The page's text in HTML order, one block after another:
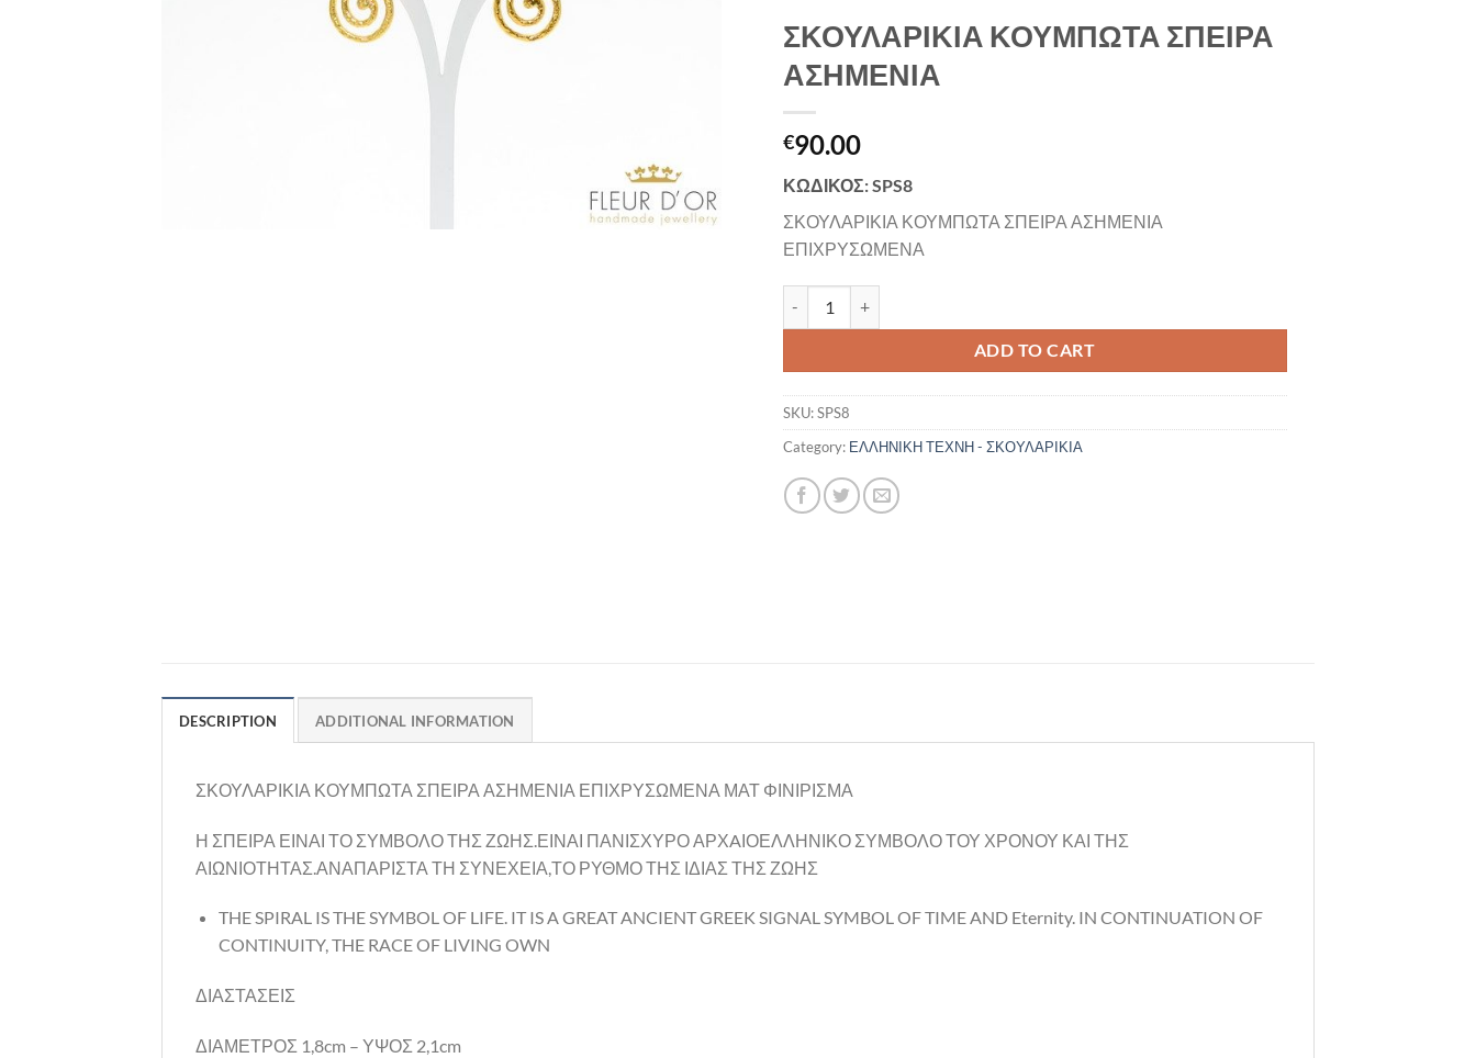
ΣΚΟΥΛΑΡΙΚΙΑ ΚΟΥΜΠΩΤΑ ΣΠΕΙΡΑ
ΑΣΗΜΕΝΙΑ
€90.00
ΚΩΔΙΚΟΣ: SPS8
ΣΚΟΥΛΑΡΙΚΙΑ ΚΟΥΜΠΩΤΑ ΣΠΕΙΡΑ ΑΣΗΜΕΝΙΑ
ΕΠΙΧΡΥΣΩΜΕΝΑ
ADD TO CART
SKU:SPS8
Category: ΕΛΛΗΝΙΚΗ ΤΕΧΝΗ - ΣΚΟΥΛΑΡΙΚΙΑ
DESCRIPTION ADDITIONAL INFORMATION
ΣΚΟΥΛΑΡΙΚΙΑ ΚΟΥΜΠΩΤΑ ΣΠΕΙΡΑ ΑΣΗΜΕΝΙΑ ΕΠΙΧΡΥΣΩΜΕΝΑ ΜΑΤ ΦΙΝΙΡΙΣΜΑ
Η ΣΠΕΙΡΑ ΕΙΝΑΙ ΤΟ ΣΥΜΒΟΛΟ ΤΗΣ ΖΩΗΣ.ΕΙΝΑΙ ΠΑΝΙΣΧΥΡΟ ΑΡΧAΙΟΕΛΛΗΝΙΚΟ ΣΥΜΒΟΛΟ ΤΟΥ ΧΡΟΝΟΥ ΚΑΙ ΤΗΣ
ΑΙΩΝΙΟΤΗΤΑΣ.ΑΝΑΠΑΡΙΣΤΑ ΤΗ ΣΥΝΕΧΕΙΑ,ΤΟ ΡΥΘΜΟ ΤΗΣ ΙΔΙΑΣ ΤΗΣ ΖΩΗΣ
THE SPIRAL IS THE SYMBOL OF LIFE. IT IS A GREAT ANCIENT GREEK SIGNAL SYMBOL OF TIME AND Eternity. IN CONTINUATION OF
CONTINUITY, THE RACE OF LIVING OWN
ΔΙΑΣΤΑΣΕΙΣ
ΔΙΑΜΕΤΡΟΣ 1,8cm – ΥΨΟΣ 2,1cm